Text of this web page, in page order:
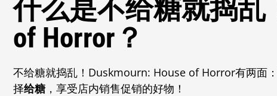
什么是不给糖就捣乱
of Horror ？
不给糖就捣乱！ Duskmourn: House of Horror有两面
择给糖 ，享受店内销售促销的好物！